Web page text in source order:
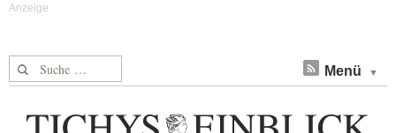
Suche nach: Menü